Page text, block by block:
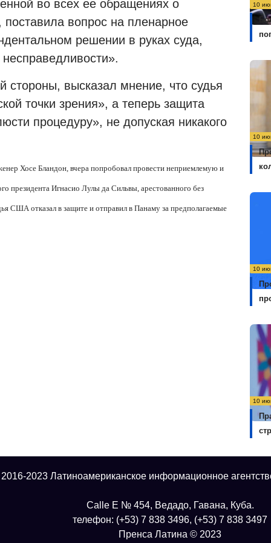
во всех ее обращениях о
поставила вопрос на пленарное
решении в руках суда,
стороны, высказал мнение, что судья
точки зрения», а теперь защита
процедуру», не допуская никакого
Хосе Бландон, вчера попробовал провести неприемлемую и
президента Игнасио Лулы да Сильвы, арестованного без
США отказал в защите и отправил в Панаму за предполагаемые
10
10
10
10
2023 Латиноамериканское информационное
Calle E № 454, Ведадо, Гавана, Куба.
телефон: (+53) 7 838 3496, (+53) 7 838 3497
Пренса Латина © 2023